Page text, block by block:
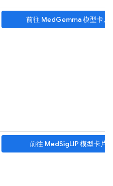
前往 MedGemma 模型卡片
前往 MedSigLIP 模型卡片